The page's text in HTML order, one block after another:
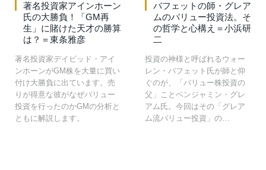
著名投資家アインホーン
氏の大勝負！「GM再
生」に賭けた天才の勝算
は？＝東条雅彦
著名投資家デイビッド・アイ
ンホーンがGM株を大量に買い
付け大勝負に出ています。売
りが得意な彼がなぜバリュー
投資を行ったのかGMの分析と
ともに解説します。
バフェットの師・グレア
ムのバリュー投資法。そ
の哲学と心構え＝小浜研
二
投資の神様と呼ばれるウォー
レン・バフェット氏が師と仰
ぐのが、「バリュー株投資の
父」ことベンジャミン・グレ
アム氏。今回はその「グレア
ム流バリュー投資」の…